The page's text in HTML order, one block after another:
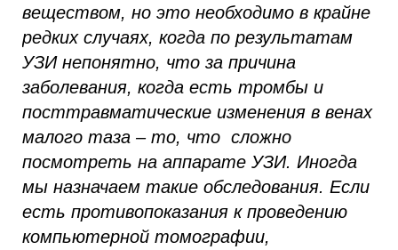
веществом, но это необходимо в крайне
редких случаях, когда по результатам
УЗИ непонятно, что за причина
заболевания, когда есть тромбы и
посттравматические изменения в венах
малого таза – то, что сложно
посмотреть на аппарате УЗИ. Иногда
мы назначаем такие обследования. Если
есть противопоказания к проведению
компьютерной томографии,